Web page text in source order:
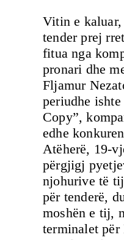
Vitin e
tender prej
fitua nga
pronari dhe
Fljamur
periudhe
Copy”,
edhe
Atëherë, 19-
përgjigj
njohurive të
për tenderë,
moshën e tij,
terminalet për